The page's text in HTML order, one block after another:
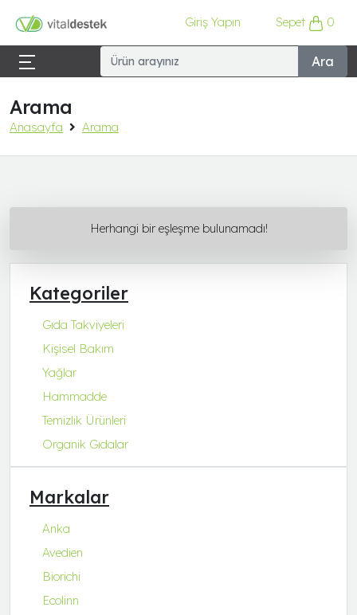
Giriş Yapın Sepet 0
Ara
Arama
Anasayfa Arama
Kategoriler
Gıda Takviyeleri
Kişisel Bakım
Yağlar
Hammadde
Temizlik Ürünleri
Organik Gıdalar
Markalar
Anka
Avedien
Biorichi
Ecolinn
Herhangi bir eşleşme bulunamadı!